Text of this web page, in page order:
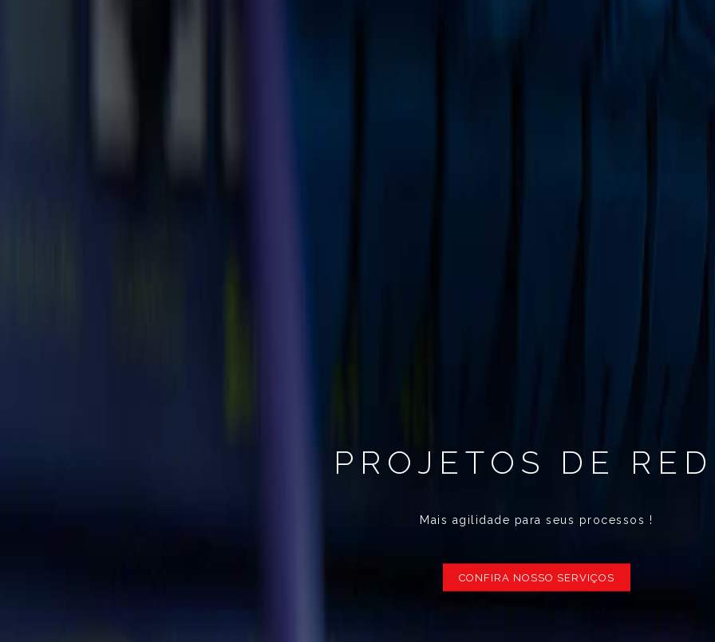
PROJETOS DE
Mais agilidade para seus processos !
CONFIRA NOSSO SERVIÇOS